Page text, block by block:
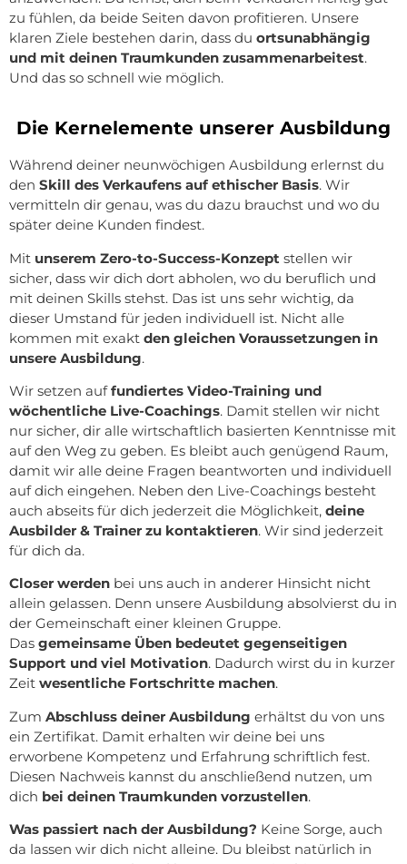
zu fühlen, da beide Seiten davon profitieren. Unsere
klaren Ziele bestehen darin, dass du ortsunabhängig
und mit deinen Traumkunden zusammenarbeitest.
Und das so schnell wie möglich.
Die Kernelemente unserer Ausbildung
Während deiner neunwöchigen Ausbildung erlernst du
den Skill des Verkaufens auf ethischer Basis. Wir
vermitteln dir genau, was du dazu brauchst und wo du
später deine Kunden findest.
Mit unserem Zero-to-Success-Konzept stellen wir
sicher, dass wir dich dort abholen, wo du beruflich und
mit deinen Skills stehst. Das ist uns sehr wichtig, da
dieser Umstand für jeden individuell ist. Nicht alle
kommen mit exakt den gleichen Voraussetzungen in
unsere Ausbildung.
Wir setzen auffundiertes Video-Training und
wöchentliche Live-Coachings. Damit stellen wir nicht
nur sicher, dir alle wirtschaftlich basierten Kenntnisse mit
auf den Weg zu geben. Es bleibt auch genügend Raum,
damit wir alle deine Fragen beantworten und individuell
auf dich eingehen. Neben den Live-Coachings besteht
auch abseits für dich jederzeit die Möglichkeit, deine
Ausbilder & Trainer zu kontaktieren. Wir sind jederzeit
für dich da.
Closer werden bei uns auch in anderer Hinsicht nicht
allein gelassen. Denn unsere Ausbildung absolvierst du in
der Gemeinschaft einer kleinen Gruppe.
Das gemeinsame Üben bedeutet gegenseitigen
Support und viel Motivation. Dadurch wirst du in kurzer
Zeit wesentliche Fortschritte machen.
Zum Abschluss deiner Ausbildung erhältst du von uns
ein Zertifikat. Damit erhalten wir deine bei uns
erworbene Kompetenz und Erfahrung schriftlich fest.
Diesen Nachweis kannst du anschließend nutzen, um
dich bei deinen Traumkunden vorzustellen.
Was passiert nach der Ausbildung? Keine Sorge, auch
da lassen wir dich nicht alleine. Du bleibst natürlich in